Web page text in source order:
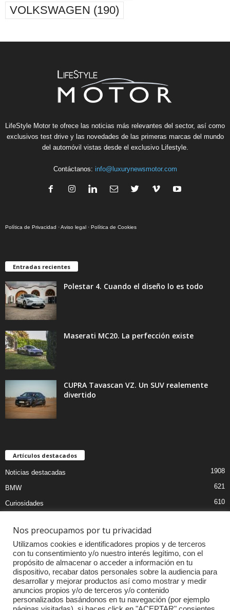
VOLKSWAGEN (190)
LifeStyle Motor te ofrece las noticias más relevantes del sector, así como
exclusivos test drive y las novedades de las primeras marcas del mundo
del automóvil vistas desde el exclusivo Lifestyle.
Contáctanos: info@luxurynewsmotor.com
Política de Privacidad ·Aviso legal · Política de Cookies
Entradas recientes
Polestar 4. Cuando el diseño lo es todo
Maserati MC20. La perfección existe
CUPRA Tavascan VZ. Un SUV realemente
divertido
Artículos destacados
Noticias destacadas 1908
BMW 621
Curiosidades 610
Audi
MOTOS
Competiciones
Mercedes
Accesorios
Nos preocupamos por tu privacidad
Utilizamos cookies e identificadores propios y de terceros
con tu consentimiento y/o nuestro interés legítimo, con el
propósito de almacenar o acceder a información en tu
dispositivo, recabar datos personales sobre la audiencia para
desarrollar y mejorar productos así como mostrar y medir
anuncios propios y/o de terceros y/o contenido
personalizados basándonos en tu navegación (por ejemplo